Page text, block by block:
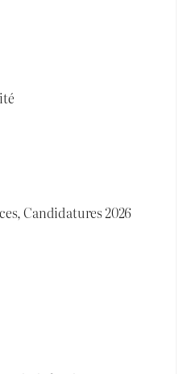
Candidatures 2026